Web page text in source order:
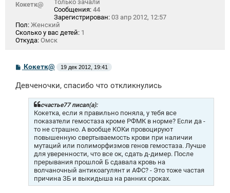
Кокетк@
Только зачали
Сообщения: 44
Зарегистрирован: 03 апр 2012, 12:57
Пол: Женский
Сколько у вас детей: 1
Откуда: Омск
С
о
б
Кокетк@ 19 дек 2012, 19:41
Девченочки, спасибо что откликнулись
счастье77 писал(а):
Кокетка, если я правильно поняла, у тебя все
показатели гемостаза кроме РФМК в норме? Если да -
то не страшно. А вообще КОКи провоцируют
повышенную свертываемость крови при наличии
мутаций или полиморфизмов генов гемостаза. Лучше
для уверенности, что все ок, сдать д-димер. После
прерывания прошлой Б сдавала кровь на
волчаночный антикоагулянт и АФС? - Это тоже частая
причина ЗБ и выкидыша на ранних сроках.